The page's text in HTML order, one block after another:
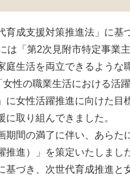
成支援対策推進法」に基
は「第2次見附市特定事業
庭生活を両立できるような
性の職業生活における活
に女性活躍推進に向けた
に取り組んできました。
間の満了に伴い、あらた
推進）」を策定いたしまし
づき、次世代育成推進と